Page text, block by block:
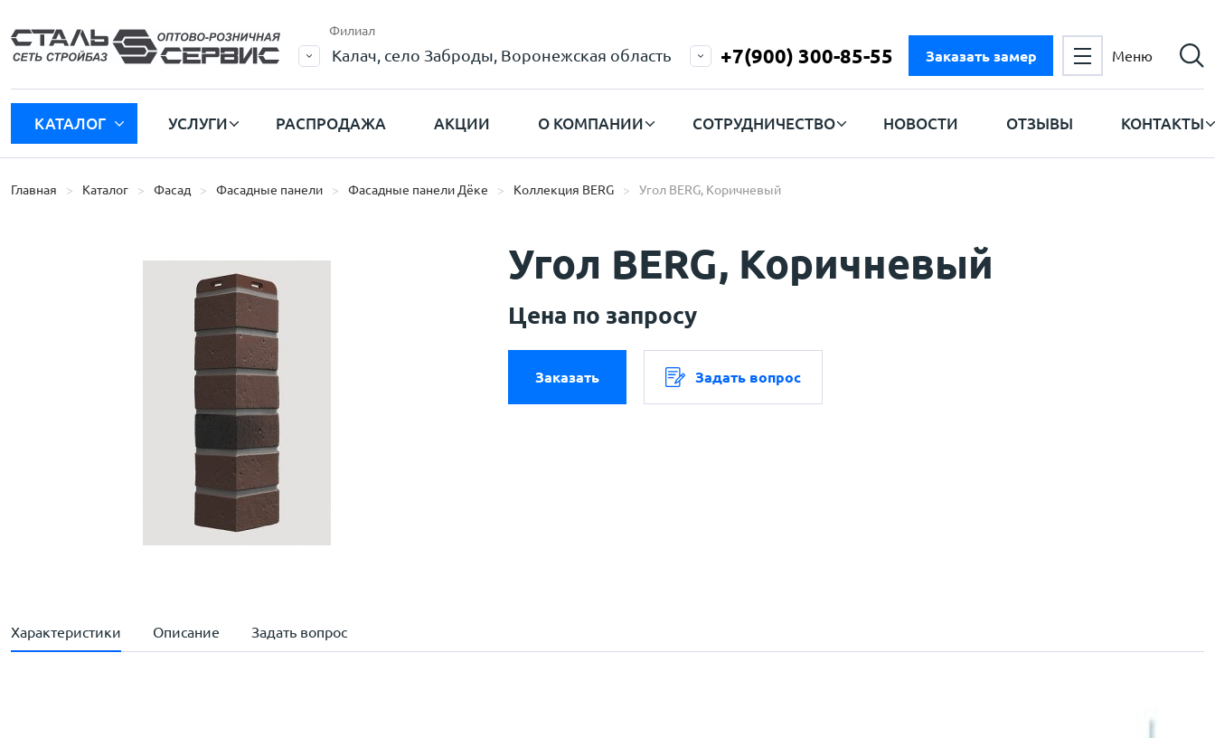
Филиал
Калач, село Заброды, Воронежская область +7(900) 300-85-55 Заказать замер Меню
КАТАЛОГ УСЛУГИ РАСПРОДАЖА АКЦИИ О КОМПАНИИ СОТРУДНИЧЕСТВО НОВОСТИ ОТЗЫВЫ КОНТАКТЫ
Главная Каталог Фасад Фасадные панели Фасадные панели Дёке Коллекция BERG Угол BERG, Коричневый
Угол BERG, Коричневый
Цена по запросу
Заказать Задать вопрос
Характеристики Описание Задать вопрос